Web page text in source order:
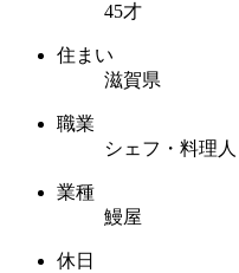
45才
住まい
滋賀県
職業
シェフ・料理人
業種
鰻屋
休日